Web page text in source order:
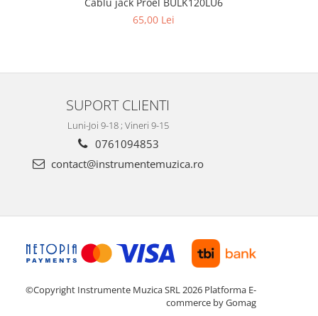
65,00 Lei
SUPORT CLIENTI
Luni-Joi 9-18 ; Vineri 9-15
0761094853
contact@instrumentemuzica.ro
©Copyright Instrumente Muzica SRL 2026 Platforma E-
commerce by Gomag